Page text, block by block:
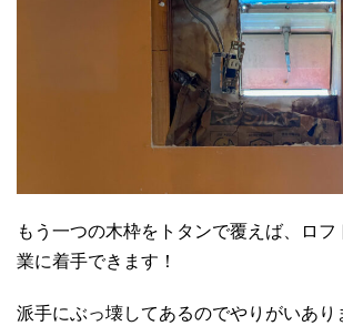
もう一つの木枠をトタンで覆えば、ロ
業に着手できます！
派手にぶっ壊してあるのでやりがいあり